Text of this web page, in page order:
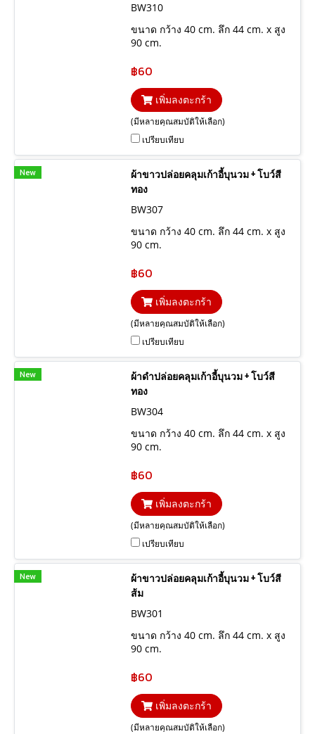
BW310
ขนาด กว้าง 40 cm. ลึก 44 cm. x สูง
90 cm.
฿60
เพิ่มลงตะกร้า
(มีหลายคุณสมบัติให้เลือก)
เปรียบเทียบ
New
ผ้าขาวปล่อยคลุมเก้าอี้บุนวม + โบว์สี
ทอง
BW307
ขนาด กว้าง 40 cm. ลึก 44 cm. x สูง
90 cm.
฿60
เพิ่มลงตะกร้า
(มีหลายคุณสมบัติให้เลือก)
เปรียบเทียบ
New
ผ้าดำปล่อยคลุมเก้าอี้บุนวม + โบว์สี
ทอง
BW304
ขนาด กว้าง 40 cm. ลึก 44 cm. x สูง
90 cm.
฿60
เพิ่มลงตะกร้า
(มีหลายคุณสมบัติให้เลือก)
เปรียบเทียบ
New
ผ้าขาวปล่อยคลุมเก้าอี้บุนวม + โบว์สี
ส้ม
BW301
ขนาด กว้าง 40 cm. ลึก 44 cm. x สูง
90 cm.
฿60
เพิ่มลงตะกร้า
(มีหลายคุณสมบัติให้เลือก)